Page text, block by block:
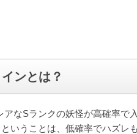
ンとは？
アなSランクの妖怪が高確率で
いうことは、低確率でハズレ